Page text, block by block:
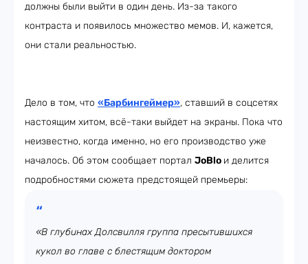
должны были выйти в один день. Из-за такого
контраста и появилось множество мемов. И, кажется,
они стали реальностью.
Дело в том, что «Барбингеймер», ставший в соцсетях
настоящим хитом, всё-таки выйдет на экраны. Пока что
неизвестно, когда именно, но его производство уже
началось. Об этом сообщает портал JoBlo и делится
подробностями сюжета предстоящей премьеры:
«В глубинах Долсвилля группа пресытившихся
кукол во главе с блестящим доктором